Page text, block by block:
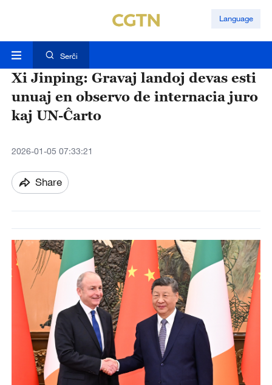
Language
Serĉi
Xi Jinping: Gravaj landoj devas esti
unuaj en observo de internacia juro
kaj UN-Ĉarto
2026-01-05 07:33:21
Share